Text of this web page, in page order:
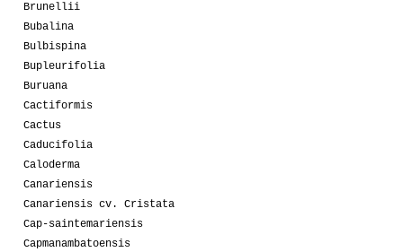
Brunellii
Bubalina
Bulbispina
Bupleurifolia
Buruana
Cactiformis
Cactus
Caducifolia
Caloderma
Canariensis
Canariensis cv. Cristata
Cap-saintemariensis
Capmanambatoensis